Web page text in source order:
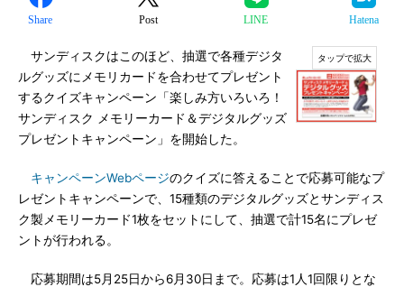
Share Post LINE Hatena
サンディスクはこのほど、抽選で各種デジタ
ルグッズにメモリカードを合わせてプレゼント
するクイズキャンペーン「楽しみ方いろいろ！
サンディスク メモリーカード＆デジタルグッズ
プレゼントキャンペーン」を開始した。
キャンペーンWebページのクイズに答えることで応募可能なプ
レゼントキャンペーンで、15種類のデジタルグッズとサンディス
ク製メモリーカード1枚をセットにして、抽選で計15名にプレゼ
ントが行われる。
応募期間は5月25日から6月30日まで。応募は1人1回限りとな